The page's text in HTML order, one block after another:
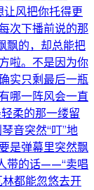
风把你托得更
次下播前说的那
飘的，却总能把
啦。不是因为你
实只剩最后一瓶
哪一阵风会一直
柔的那一缕留
音突然“叮”地
是弹幕里突然飘
带的话——“卖唱
都能忽悠去开